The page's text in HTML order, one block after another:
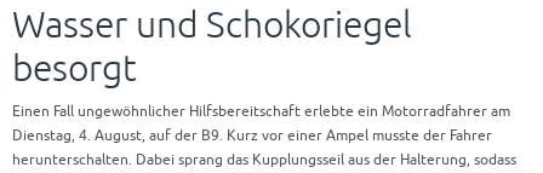
Wasser und Schokoriegel
besorgt
Einen Fall ungewöhnlicher Hilfsbereitschaft erlebte ein Motorradfahrer am
Dienstag, 4. August, auf der B9. Kurz vor einer Ampel musste der Fahrer
herunterschalten. Dabei sprang das Kupplungsseil aus der Halterung, sodass